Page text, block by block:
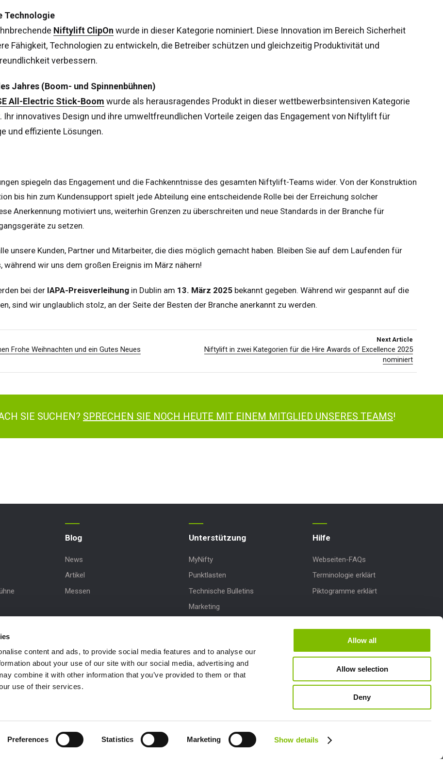
content and ads, to provide social media features and to analyse our
about your use of our site with our social media, advertising and
combine it with other information that you’ve provided to them or that
use of their services.
Preferences Statistics Marketing Show details
Allow all
Allow selection
Deny
Technologie
Niftylift ClipOn wurde in dieser Kategorie nominiert. Diese Innovation im Bereich Sicherheit
Fähigkeit, Technologien zu entwickeln, die Betreiber schützen und gleichzeitig Produktivität und
verbessern.
Jahres (Boom- und Spinnenbühnen)
All-Electric Stick-Boom wurde als herausragendes Produkt in dieser wettbewerbsintensiven Kategorie
Ihr innovatives Design und ihre umweltfreundlichen Vorteile zeigen das Engagement von Niftylift für
und effiziente Lösungen.
spiegeln das Engagement und die Fachkenntnisse des gesamten Niftylift-Teams wider. Von der Konstruktion
bis hin zum Kundensupport spielt jede Abteilung eine entscheidende Rolle bei der Erreichung solcher
Anerkennung motiviert uns, weiterhin Grenzen zu überschreiten und neue Standards in der Branche für
zu setzen.
unsere Kunden, Partner und Mitarbeiter, die dies möglich gemacht haben. Bleiben Sie auf dem Laufenden für
während wir uns dem großen Ereignis im März nähern!
bei der IAPA-Preisverleihungin Dublin am 13. März 2025bekannt gegeben. Während wir gespannt auf die
sind wir unglaublich stolz, an der Seite der Besten der Branche anerkannt zu werden.
Frohe Weihnachten und ein Gutes Neues
Next Article
Niftylift in zwei Kategorien für die Hire Awards of Excellence 2025
nominiert
SIE SUCHEN? SPRECHEN SIE NOCH HEUTE MIT EINEM MITGLIED UNSERES TEAMS!
Blog
News
Artikel
Messen
Unterstützung
MyNifty
Punktlasten
Technische Bulletins
Marketing
NiftyPRO
Hilfe
Webseiten-FAQs
Terminologie erklärt
Piktogramme erklärt
Staaten von
English
Español
Français
English Français